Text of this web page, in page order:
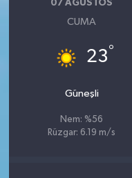
07 AĞUSTOS
CUMA
23°
Güneşli
Nem: %56
Rüzgar: 6.19 m/s